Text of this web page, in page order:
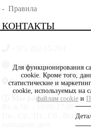
-Правила
КОНТАКТЫ
gemmi@gemmi.lv
Rīga, Lāčplēšā iela 88
Мы работаем:
Пн., Ср., Пт., Сб., Вскр. -
Для функционирования
cookie. Кроме того,
статистические и
cookie, используемых на
файлам cookie и